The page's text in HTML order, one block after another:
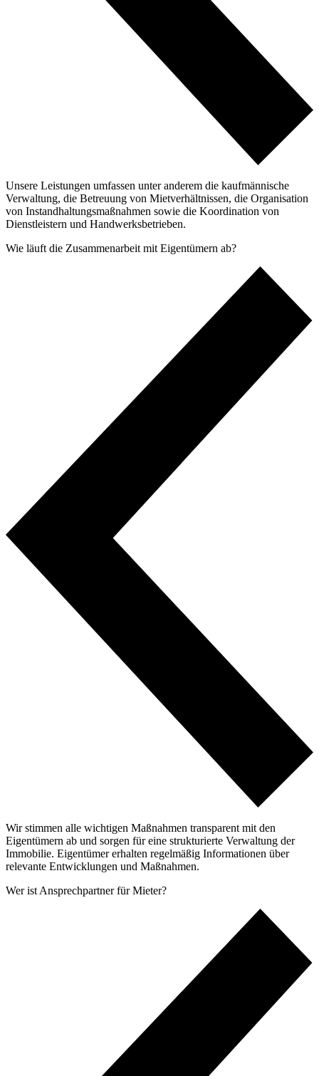
Unsere Leistungen umfassen unter anderem die kaufmännische
Verwaltung, die Betreuung von Mietverhältnissen, die Organisation
von Instandhaltungsmaßnahmen sowie die Koordination von
Dienstleistern und Handwerksbetrieben.
Wie läuft die Zusammenarbeit mit Eigentümern ab?
Wir stimmen alle wichtigen Maßnahmen transparent mit den
Eigentümern ab und sorgen für eine strukturierte Verwaltung der
Immobilie. Eigentümer erhalten regelmäßig Informationen über
relevante Entwicklungen und Maßnahmen.
Wer ist Ansprechpartner für Mieter?